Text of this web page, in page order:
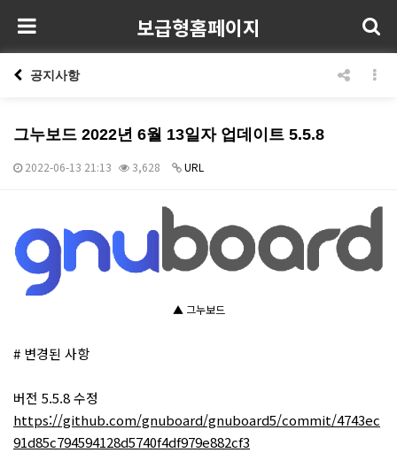
보급형홈페이지
공지사항
그누보드 2022년 6월 13일자 업데이트 5.5.8
2022-06-13 21:13 3,628 URL
▲ 그누보드
# 변경된 사항
버전 5.5.8 수정
https://github.com/gnuboard/gnuboard5/commit/4743ec
91d85c794594128d5740f4df979e882cf3